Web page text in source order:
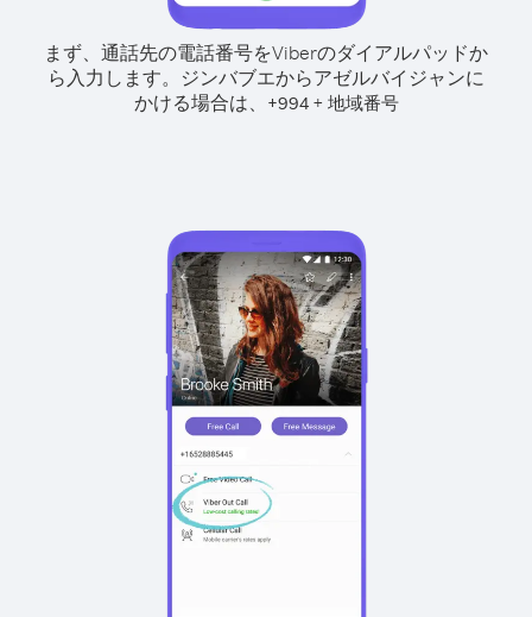
まず、通話先の電話番号をViberのダイアルパッドか
ら入力します。 ジンバブエからアゼルバイジャンに
かける場合は、
+994+ 地域番号